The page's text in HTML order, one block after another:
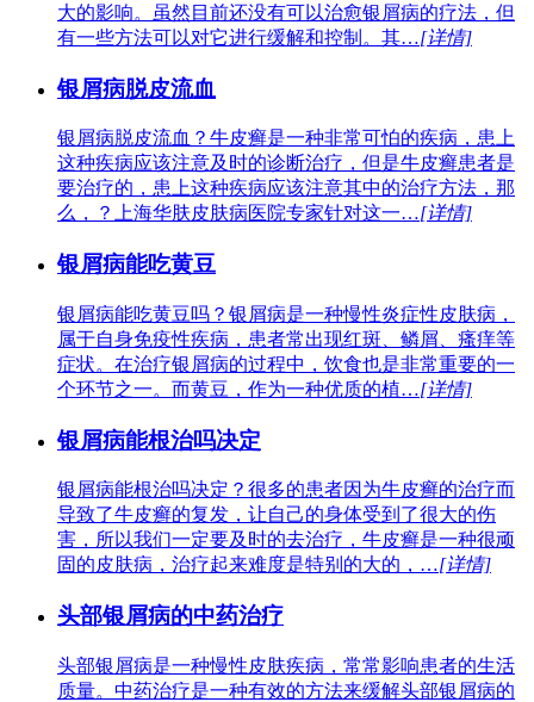
大的影响。虽然目前还没有可以治愈银屑病的疗法，但
有一些方法可以对它进行缓解和控制。其…[详情]
银屑病脱皮流血
银屑病脱皮流血？牛皮癣是一种非常可怕的疾病，患上
这种疾病应该注意及时的诊断治疗，但是牛皮癣患者是
要治疗的，患上这种疾病应该注意其中的治疗方法，那
么，？上海华肤皮肤病医院专家针对这一…[详情]
银屑病能吃黄豆
银屑病能吃黄豆吗？银屑病是一种慢性炎症性皮肤病，
属于自身免疫性疾病，患者常出现红斑、鳞屑、瘙痒等
症状。在治疗银屑病的过程中，饮食也是非常重要的一
个环节之一。而黄豆，作为一种优质的植…[详情]
银屑病能根治吗决定
银屑病能根治吗决定？很多的患者因为牛皮癣的治疗而
导致了牛皮癣的复发，让自己的身体受到了很大的伤
害，所以我们一定要及时的去治疗，牛皮癣是一种很顽
固的皮肤病，治疗起来难度是特别的大的，…[详情]
头部银屑病的中药治疗
头部银屑病是一种慢性皮肤疾病，常常影响患者的生活
质量。中药治疗是一种有效的方法来缓解头部银屑病的